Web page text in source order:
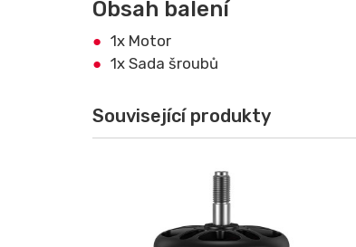
Obsah balení
1x Motor
1x Sada šroubů
Související produkty